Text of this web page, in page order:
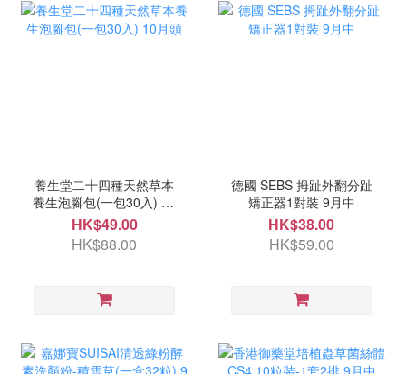
養生堂二十四種天然草本
養生泡腳包(一包30入) 10
月頭
HK$49.00
HK$88.00
德國 SEBS 拇趾外翻分趾
矯正器1對裝 9月中
HK$38.00
HK$59.00